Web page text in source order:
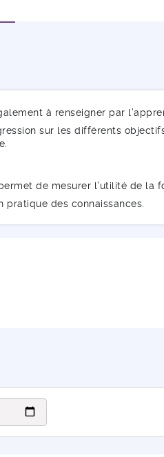
à renseigner par
sur les différents
de mesurer l’utilité de la
des connaissances.